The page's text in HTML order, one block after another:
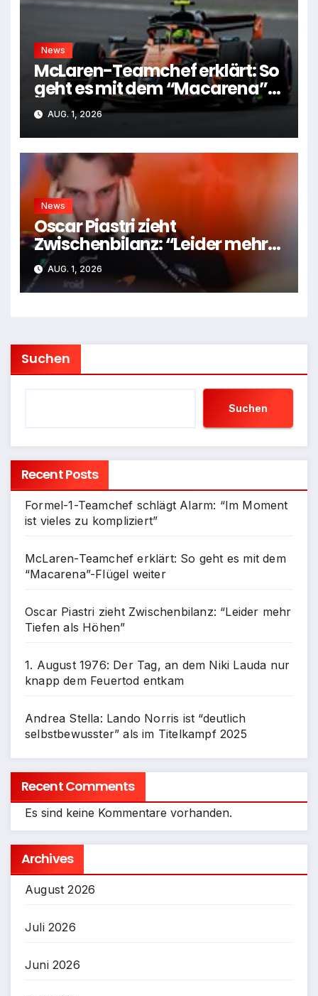
News
McLaren-Teamchef erklärt: So
geht es mit dem “Macarena”-
Flügel weiter
AUG. 1, 2026
News
Oscar Piastri zieht
Zwischenbilanz: “Leider mehr
Tiefen als Höhen”
AUG. 1, 2026
Suchen
Suchen
Recent Posts
Formel-1-Teamchef schlägt Alarm: “Im Moment
ist vieles zu kompliziert”
McLaren-Teamchef erklärt: So geht es mit dem
“Macarena”-Flügel weiter
Oscar Piastri zieht Zwischenbilanz: “Leider mehr
Tiefen als Höhen”
1. August 1976: Der Tag, an dem Niki Lauda nur
knapp dem Feuertod entkam
Andrea Stella: Lando Norris ist “deutlich
selbstbewusster” als im Titelkampf 2025
Recent Comments
Es sind keine Kommentare vorhanden.
Archives
August 2026
Juli 2026
Juni 2026